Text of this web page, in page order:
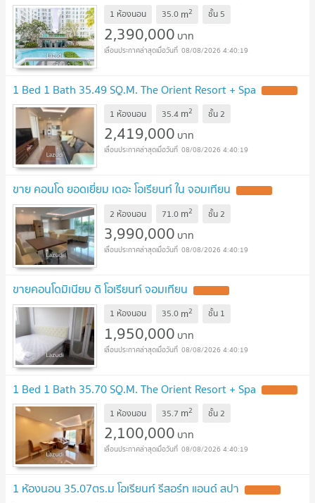
1 ห้องนอน 35.0 m2 ชั้น 5
2,390,000 บาท
08/08/2026 4:40:19
1 Bed 1 Bath 35.49 SQ.M. The Orient Resort + Spa
1 ห้องนอน 35.4 m2 ชั้น2
2,419,000 บาท
08/08/2026 4:40:19
ขาย คอนโด ยอดเยี่ยม เดอะ โอเรียนท์ ใน จอมเทียน
2 ห้องนอน 71.0 m2 ชั้น2
3,990,000 บาท
08/08/2026 4:40:19
ขายคอนโดมิเนียม ดิ โอเรียนท์ จอมเทียน
1 ห้องนอน 35.0 m2 ชั้น 1
1,950,000 บาท
08/08/2026 4:40:19
1 Bed 1 Bath 35.70 SQ.M. The Orient Resort + Spa
1 ห้องนอน 35.7 m2 ชั้น2
2,100,000 บาท
08/08/2026 4:40:19
1 ห้องนอน 35.07ตร.ม โอเรียนท์ รีสอร์ท แอนด์ สปา